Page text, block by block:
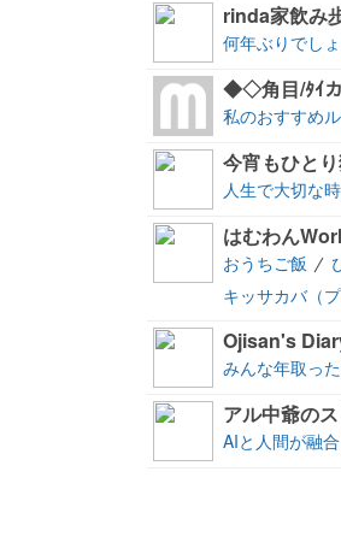
rinda家飲み
何年ぶりでし
◆◇角目/ﾀｲ
私のおすすめ
今宵もひと
人生で大切な
はむわん
おうちご飯
キッサカバ（
Ojisan's
みんな年取っ
アル中爺の
AIと人間が融